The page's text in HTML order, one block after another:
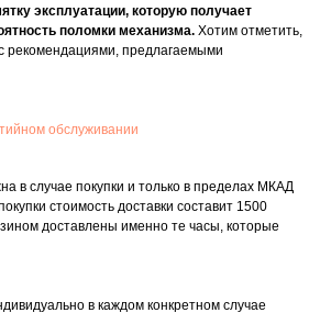
эксплуатации, которую получает
поломки механизма. Хотим отметить,
рекомендациями, предлагаемыми
обслуживании
в случае покупки и только в пределах МКАД
стоимость доставки составит 1500
доставлены именно те часы, которые
в каждом конкретном случае